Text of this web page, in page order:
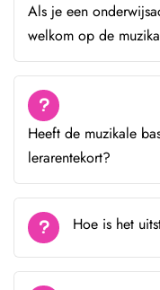
Als je een
welkom op de
Heeft de muzikale
lerarentekort?
Hoe is het